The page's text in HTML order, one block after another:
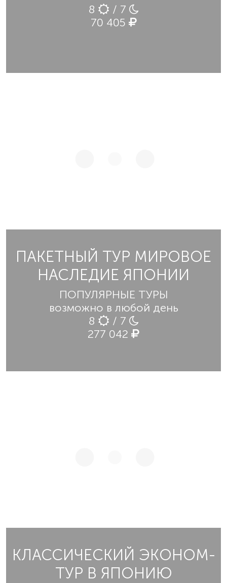
8
/ 7
70 405
ПАКЕТНЫЙ ТУР МИРОВОЕ
НАСЛЕДИЕ ЯПОНИИ
ПОПУЛЯРНЫЕ ТУРЫ
возможно в любой день
8
/ 7
277 042
КЛАССИЧЕСКИЙ ЭКОНОМ-
ТУР В ЯПОНИЮ